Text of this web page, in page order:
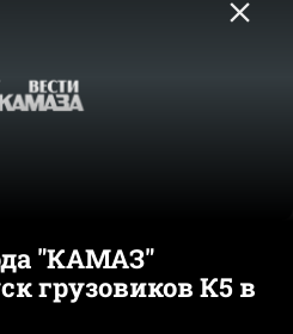
"КАМАЗ"
грузовиков К5 в